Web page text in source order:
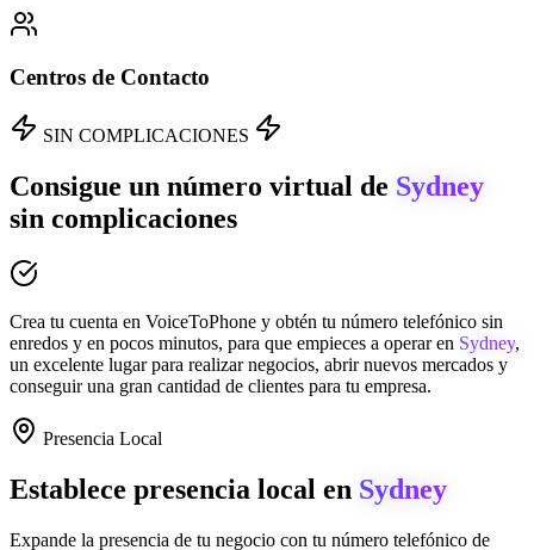
Centros de Contacto
SIN COMPLICACIONES
Consigue un número virtual de Sydney
sin complicaciones
Crea tu cuenta en VoiceToPhone y obtén tu número telefónico sin
enredos y en pocos minutos, para que empieces a operar en Sydney,
un excelente lugar para realizar negocios, abrir nuevos mercados y
conseguir una gran cantidad de clientes para tu empresa.
Presencia Local
Establece presencia local en Sydney
Expande la presencia de tu negocio con tu número telefónico de